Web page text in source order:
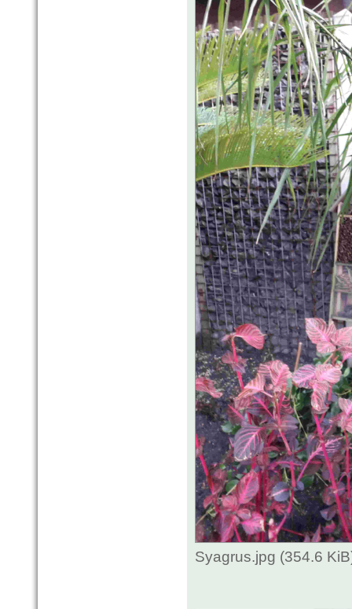
Syagrus.jpg (354.6